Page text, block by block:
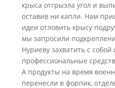
крыса отгрызла угол и
оставив ни капли. Нам
идеи отловить крысу
мы запросили
Нуриеву захватить с собой
профессиональные
А продукты на время
перенесли в форпик,